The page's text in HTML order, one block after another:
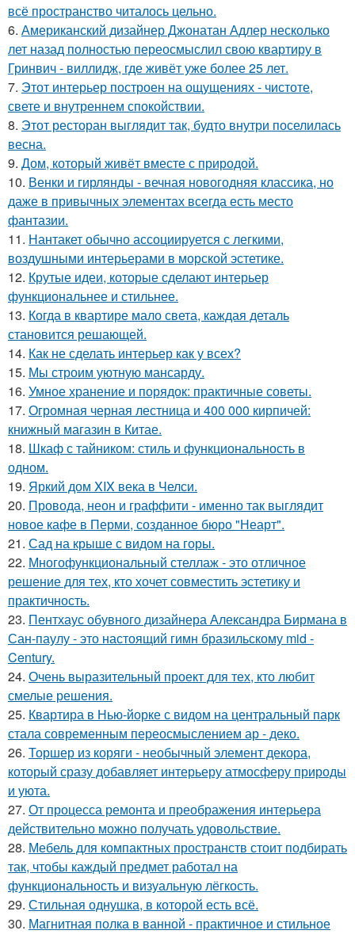
всё пространство читалось цельно.
6. Американский дизайнер Джонатан Адлер несколько
лет назад полностью переосмыслил свою квартиру в
Гринвич - виллидж, где живёт уже более 25 лет.
7. Этот интерьер построен на ощущениях - чистоте,
свете и внутреннем спокойствии.
8. Этот ресторан выглядит так, будто внутри поселилась
весна.
9. Дом, который живёт вместе с природой.
10. Венки и гирлянды - вечная новогодняя классика, но
даже в привычных элементах всегда есть место
фантазии.
11. Нантакет обычно ассоциируется с легкими,
воздушными интерьерами в морской эстетике.
12. Крутые идеи, которые сделают интерьер
функциональнее и стильнее.
13. Когда в квартире мало света, каждая деталь
становится решающей.
14. Как не сделать интерьер как у всех?
15. Мы строим уютную мансарду.
16. Умное хранение и порядок: практичные советы.
17. Огромная черная лестница и 400 000 кирпичей:
книжный магазин в Китае.
18. Шкаф с тайником: стиль и функциональность в
одном.
19. Яркий дом XIX века в Челси.
20. Провода, неон и граффити - именно так выглядит
новое кафе в Перми, созданное бюро "Неарт".
21. Сад на крыше с видом на горы.
22. Многофункциональный стеллаж - это отличное
решение для тех, кто хочет совместить эстетику и
практичность.
23. Пентхаус обувного дизайнера Александра Бирмана в
Сан-паулу - это настоящий гимн бразильскому mid -
Century.
24. Очень выразительный проект для тех, кто любит
смелые решения.
25. Квартира в Нью-йорке с видом на центральный парк
стала современным переосмыслением ар - деко.
26. Торшер из коряги - необычный элемент декора,
который сразу добавляет интерьеру атмосферу природы
и уюта.
27. От процесса ремонта и преображения интерьера
действительно можно получать удовольствие.
28. Мебель для компактных пространств стоит подбирать
так, чтобы каждый предмет работал на
функциональность и визуальную лёгкость.
29. Стильная однушка, в которой есть всё.
30. Магнитная полка в ванной - практичное и стильное